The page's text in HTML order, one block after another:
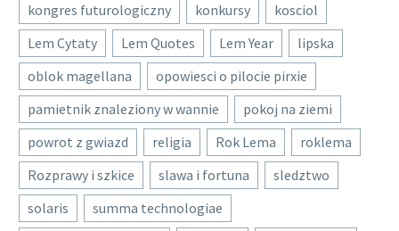
kongres futurologiczny
konkursy
kosciol
Lem Cytaty
Lem Quotes Lem Year
lipska
oblok magellana
opowiesci o pilocie pirxie
pamietnik znaleziony w wannie
pokoj na ziemi
powrot z gwiazd
religia Rok Lema
roklema
Rozprawy i szkice
slawa i fortuna
sledztwo
solaris
summa technologiae